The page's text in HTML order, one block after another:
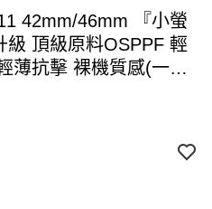
42mm/46mm 『小螢
級 頂級原料OSPPF 輕
薄抗擊 裸機質感(一組